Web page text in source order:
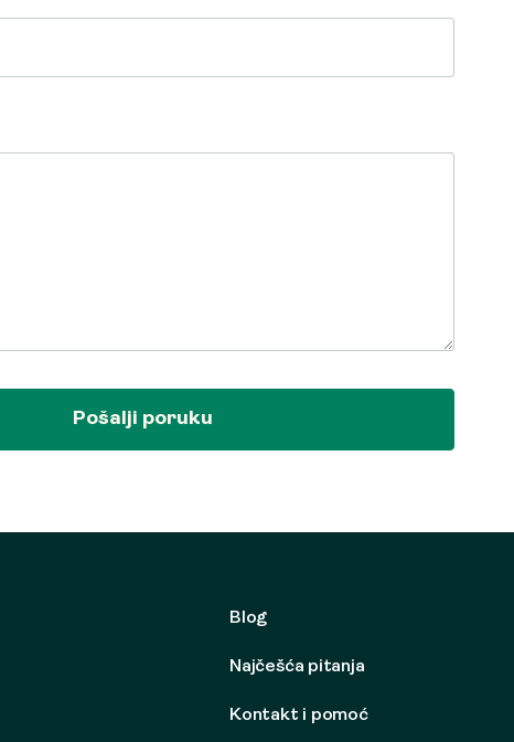
Pošalji poruku
Blog
Najčešća pitanja
Kontakt i pomoć